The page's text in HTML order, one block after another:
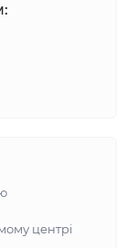
центрі